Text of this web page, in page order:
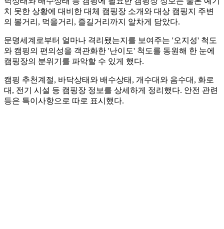
치 못한 상황에 대비한 대체 캠핑장 소개와 대상 캠핑지 주변
의 볼거리, 먹을거리, 즐길거리까지 알차게 담았다.
문명세계로부터 얼마나 격리됐는지를 보여주는 '오지성' 척도
와 캠핑의 편의성을 객관화한 '난이도' 척도를 동원해 한 눈에
캠핑장의 분위기를 파악할 수 있게 했다.
캠핑 추천계절, 바닥상태와 배수상태, 개수대와 음수대, 화로
대, 전기 시설 등 캠핑장 정보를 상세하게 정리했다. 안전 관련
등은 특이사항으로 따로 표시했다.